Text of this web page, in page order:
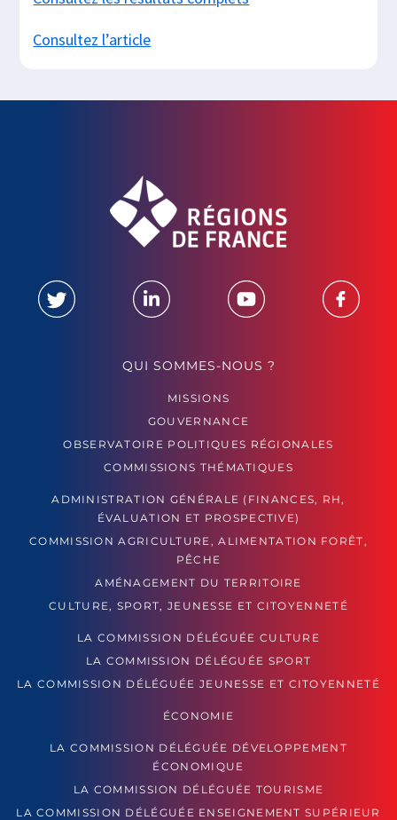
Consultez l’article
QUI SOMMES-NOUS ?
MISSIONS
GOUVERNANCE
OBSERVATOIRE POLITIQUES RÉGIONALES
COMMISSIONS THÉMATIQUES
ADMINISTRATION GÉNÉRALE (FINANCES, RH,
ÉVALUATION ET PROSPECTIVE)
COMMISSION AGRICULTURE, ALIMENTATION FORÊT,
PÊCHE
AMÉNAGEMENT DU TERRITOIRE
CULTURE, SPORT, JEUNESSE ET CITOYENNETÉ
LA COMMISSION DÉLÉGUÉE CULTURE
LA COMMISSION DÉLÉGUÉE SPORT
LA COMMISSION DÉLÉGUÉE JEUNESSE ET CITOYENNETÉ
ÉCONOMIE
LA COMMISSION DÉLÉGUÉE DÉVELOPPEMENT
ÉCONOMIQUE
LA COMMISSION DÉLÉGUÉE TOURISME
LA COMMISSION DÉLÉGUÉE ENSEIGNEMENT SUPÉRIEUR